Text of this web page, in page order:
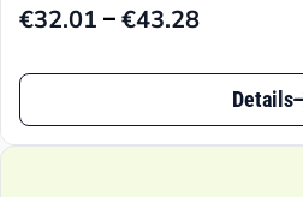
€32.01 –€43.28
Preisspanne:
€43.28
Dieses
Produkt
Details